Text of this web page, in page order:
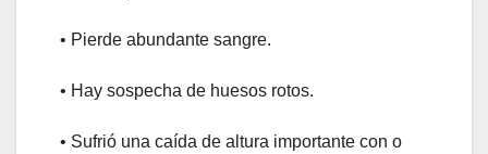
• Pierde abundante sangre.
• Hay sospecha de huesos rotos.
• Sufrió una caída de altura importante con o